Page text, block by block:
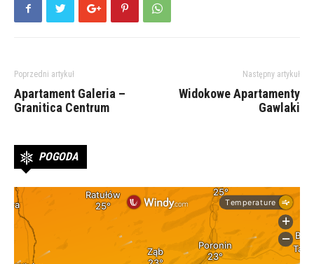
Poprzedni artykuł
Apartament Galeria –
Granitica Centrum
Następny artykuł
Widokowe Apartamenty
Gawlaki
POGODA